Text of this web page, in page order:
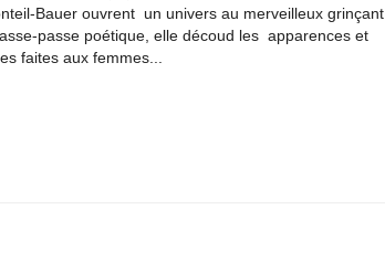
Bauer ouvrent un univers au merveilleux grinçant.
passe poétique, elle découd les apparences et
faites aux femmes...